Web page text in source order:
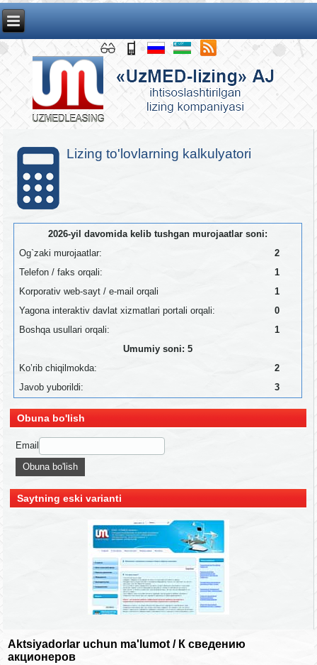
Lizing to'lovlarning kalkulyatori
2026-yil davomida kelib tushgan murojaatlar soni:
Og`zaki murojaatlar:
2
Telefon / faks orqali:
1
Korporativ web-sayt / e-mail orqali
1
Yagona interaktiv davlat xizmatlari portali orqali:
0
Boshqa usullari orqali:
1
Umumiy soni: 5
Ko’rib chiqilmokda:
2
Javob yuborildi:
3
Obuna bo'lish
Email
Saytning eski varianti
Aktsiyadorlar uchun ma'lumot / К сведению
акционеров